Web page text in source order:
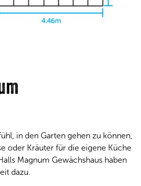
in den Garten gehen zu können,
oder Kräuter für die eigene Küche
Magnum Gewächshaus haben
dazu.